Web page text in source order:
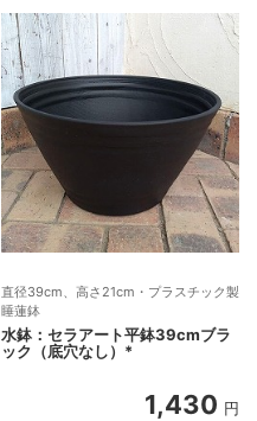
直径39cm、高さ21cm・プラスチック製
睡蓮鉢
水鉢：セラアート平鉢39cmブラ
ック（底穴なし）*
1,430 円